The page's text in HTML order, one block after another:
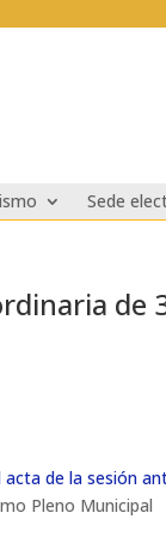
Sede
de
acta de la sesión
Pleno Municipal